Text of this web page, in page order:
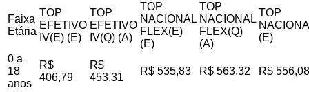
Faixa
Etária
TOP
EFETIVO
IV(E) (E)
TOP
EFETIVO
IV(Q) (A)
TOP
NACIONAL
FLEX(E)
(E)
TOP
NACIONAL
FLEX(Q)
(A)
TOP
(E)
0 a
18
anos
R$
406,79
R$
453,31
R$ 535,83 R$ 563,32 R$ 556,08